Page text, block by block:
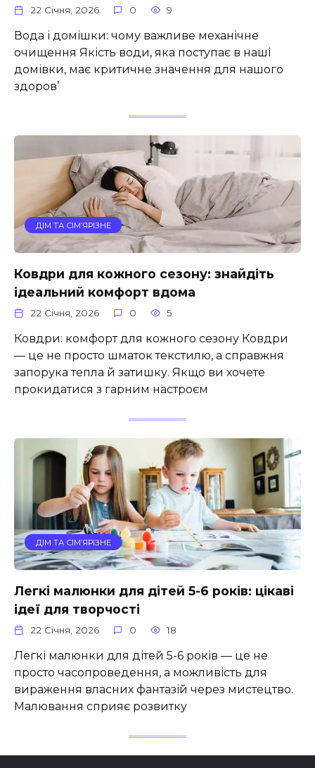
22 Січня, 2026 0 9
Вода і домішки: чому важливе механічне
очищення Якість води, яка поступає в наші
домівки, має критичне значення для нашого
здоров’
ДІМ ТА СІМ’ЯРІЗНЕ
Ковдри для кожного сезону: знайдіть
ідеальний комфорт вдома
22 Січня, 2026 0 5
Ковдри: комфорт для кожного сезону Ковдри
— це не просто шматок текстилю, а справжня
запорука тепла й затишку. Якщо ви хочете
прокидатися з гарним настроєм
ДІМ ТА СІМ’ЯРІЗНЕ
Легкі малюнки для дітей 5-6 років: цікаві
ідеї для творчості
22 Січня, 2026 0 18
Легкі малюнки для дітей 5-6 років — це не
просто часопроведення, а можливість для
вираження власних фантазій через мистецтво.
Малювання сприяє розвитку